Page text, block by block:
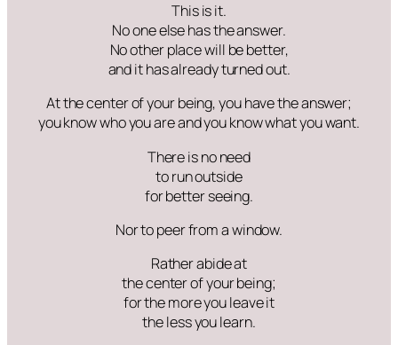
This is it.
No one else has the answer.
No other place will be better,
and it has already turned out.
At the center of your being, you have the answer;
you know who you are and you know what you want.
There is no need
to run outside
for better seeing.
Nor to peer from a window.
Rather abide at
the center of your being;
for the more you leave it
the less you learn.